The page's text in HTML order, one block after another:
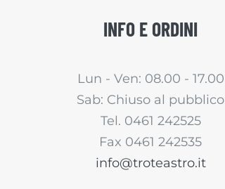
INFO E ORDINI
Lun - Ven: 08.00 - 17.00
Sab: Chiuso al pubblico
Tel. 0461 242525
Fax 0461 242535
info@troteastro.it